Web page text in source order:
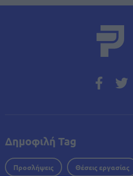
Δημοφιλή Tag
Προσλήψεις Θέσεις εργασίας